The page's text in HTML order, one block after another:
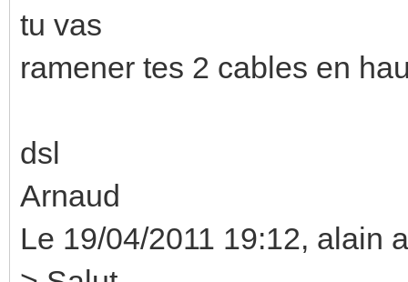
tu vas
ramener tes 2 cables en
dsl
Arnaud
Le 19/04/2011 19:12, alain